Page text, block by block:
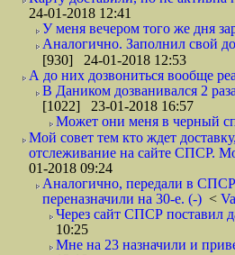
24-01-2018 12:41
У меня вечером того же дня
Аналогично. Заполнил свой
[930] 24-01-2018 12:53
А до них дозвониться вообще
В Даником дозванивался 2
[1022] 23-01-2018 16:57
Может они меня в черный
Мой совет тем кто ждет
отслеживание на сайте СПСР.
01-2018 09:24
Аналогично, передали в СПСР
переназначили на 30-е. (-) <
Через сайт СПСР поставил
10:25
Мне на 23 назначили и